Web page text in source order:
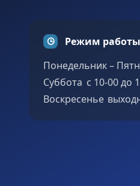
Режим работы
Понедельник –
Суббота c 10-00 до
Воскресенье